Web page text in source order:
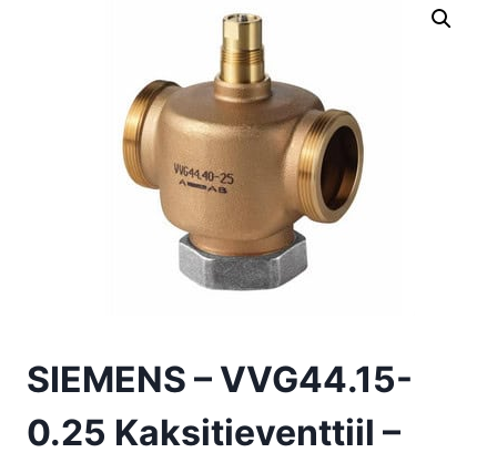
SIEMENS – VVG44.15-
0.25 Kaksitieventtiil –